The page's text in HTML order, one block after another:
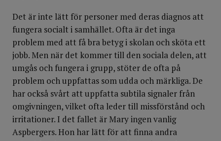
Det är inte lätt för personer med deras diagnos att
fungera socialt i samhället. Ofta är det inga
problem med att få bra betyg i skolan och sköta ett
jobb. Men när det kommer till den sociala delen, att
umgås och fungera i grupp, stöter de ofta på
problem och uppfattas som udda och märkliga. De
har också svårt att uppfatta subtila signaler från
omgivningen, vilket ofta leder till missförstånd och
irritationer. I det fallet är Mary ingen vanlig
Aspbergers. Hon har lätt för att finna andra